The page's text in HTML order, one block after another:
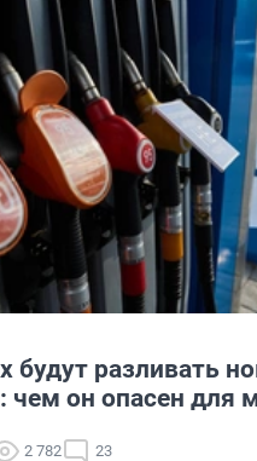
будут разливать
чем он опасен для
2 782 23